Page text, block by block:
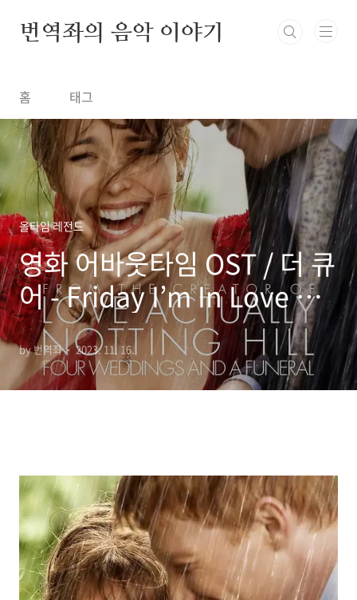
번역좌의 음악 이야기
홈 태그
올타임 레전드
영화 어바웃타임 OST / 더 큐
어 - Friday I’m In Love 한
글 가사/해석/뜻
by 번역좌 2023. 11. 16.